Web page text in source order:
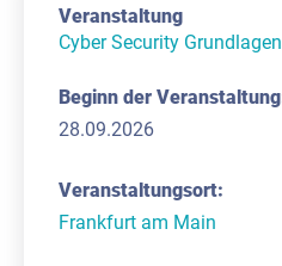
Cyber Security Grundlagen
28.09.2026
Frankfurt am Main